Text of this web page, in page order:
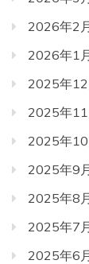
2026年2
2026年1
2025年12
2025年11
2025年10
2025年9
2025年8
2025年7
2025年6